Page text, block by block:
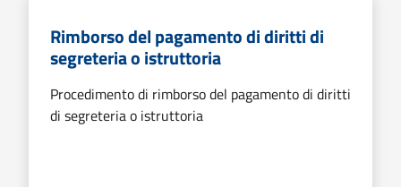
Rimborso del pagamento di diritti di
segreteria o istruttoria
Procedimento di rimborso del pagamento di diritti
di segreteria o istruttoria